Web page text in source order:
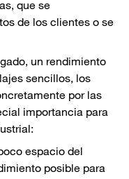
que se
de los clientes o se
un rendimiento
sencillos, los
por las
importancia para
espacio del
posible para